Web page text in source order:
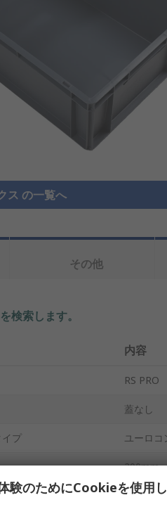
ス の一覧へ
その他
検索します。
内容
RS PRO
蓋なし
プ ユーロコ
200mm
400mm
験のためにCookieを使用